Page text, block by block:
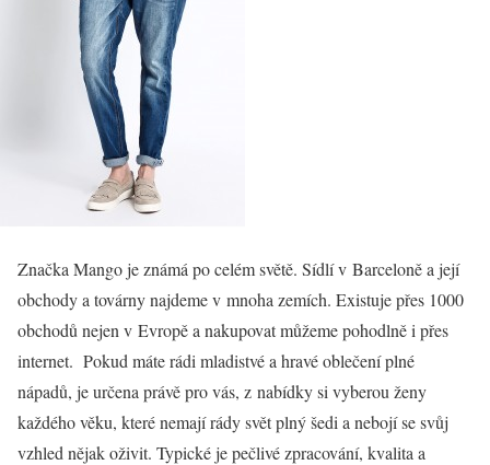
Značka Mangoje známá po celém světě. Sídlí v Barceloně a její
obchody a továrny najdeme v mnoha zemích. Existuje přes 1000
obchodů nejen v Evropě a nakupovat můžeme pohodlně i přes
internet. Pokud máte rádi mladistvé a hravé oblečení plné
nápadů, je určena právě pro vás, z nabídky si vyberou ženy
každého věku, které nemají rády svět plný šedi a nebojí se svůj
vzhled nějak oživit. Typické je pečlivé zpracování, kvalita a